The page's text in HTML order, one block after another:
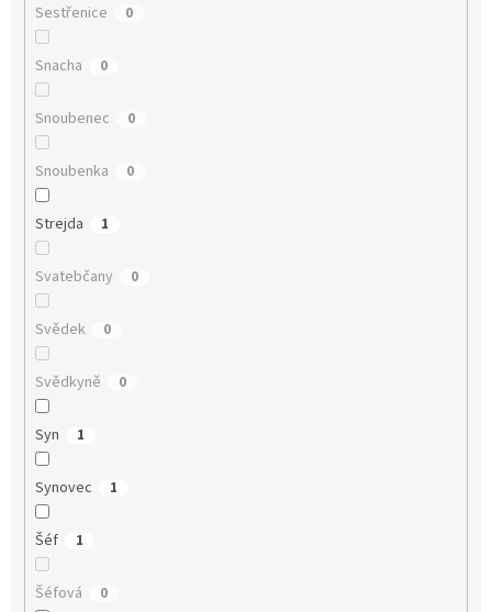
Sestřenice 0
Snacha 0
Snoubenec 0
Snoubenka 0
Strejda 1
Svatebčany 0
Svědek 0
Svědkyně 0
Syn 1
Synovec 1
Šéf 1
Šéfová 0